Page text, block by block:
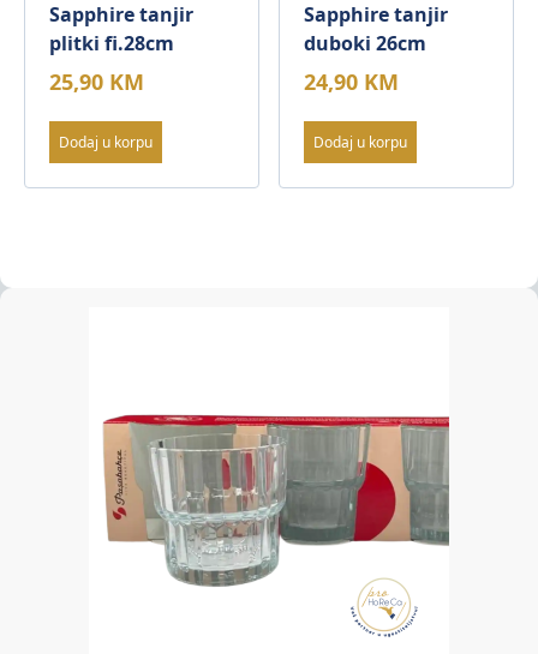
Sapphire tanjir
plitki fi.28cm
25,90 KM
Dodaj u korpu
Sapphire tanjir
duboki 26cm
24,90 KM
Dodaj u korpu